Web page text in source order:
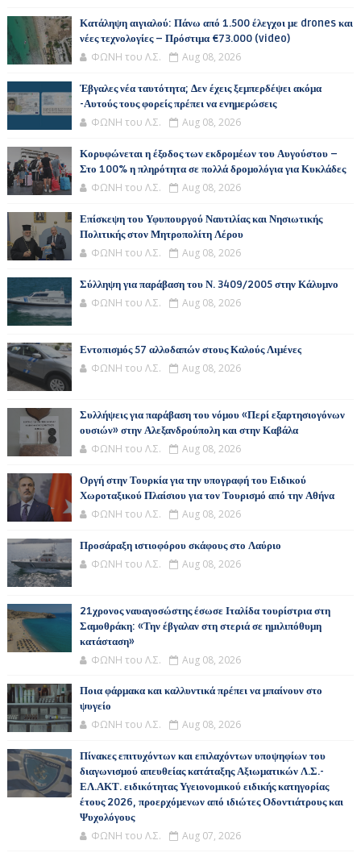
Κατάληψη αιγιαλού: Πάνω από 1.500 έλεγχοι με drones και
νέες τεχνολογίες – Πρόστιμα €73.000 (video)
ΦΩΝΗ του Λ.Σ. Aug 08, 2026
Έβγαλες νέα ταυτότητα; Δεν έχεις ξεμπερδέψει ακόμα
-Αυτούς τους φορείς πρέπει να ενημερώσεις
ΦΩΝΗ του Λ.Σ. Aug 08, 2026
Κορυφώνεται η έξοδος των εκδρομέων του Αυγούστου –
Στο 100% η πληρότητα σε πολλά δρομολόγια για Κυκλάδες
ΦΩΝΗ του Λ.Σ. Aug 08, 2026
Επίσκεψη του Υφυπουργού Ναυτιλίας και Νησιωτικής
Πολιτικής στον Μητροπολίτη Λέρου
ΦΩΝΗ του Λ.Σ. Aug 08, 2026
Σύλληψη για παράβαση του Ν. 3409/2005 στην Κάλυμνο
ΦΩΝΗ του Λ.Σ. Aug 08, 2026
Εντοπισμός 57 αλλοδαπών στους Καλούς Λιμένες
ΦΩΝΗ του Λ.Σ. Aug 08, 2026
Συλλήψεις για παράβαση του νόμου «Περί εξαρτησιογόνων
ουσιών» στην Αλεξανδρούπολη και στην Καβάλα
ΦΩΝΗ του Λ.Σ. Aug 08, 2026
Οργή στην Τουρκία για την υπογραφή του Ειδικού
Χωροταξικού Πλαίσιου για τον Τουρισμό από την Αθήνα
ΦΩΝΗ του Λ.Σ. Aug 08, 2026
Προσάραξη ιστιοφόρου σκάφους στο Λαύριο
ΦΩΝΗ του Λ.Σ. Aug 08, 2026
21χρονος ναυαγοσώστης έσωσε Ιταλίδα τουρίστρια στη
Σαμοθράκη: «Την έβγαλαν στη στεριά σε ημιλιπόθυμη
κατάσταση»
ΦΩΝΗ του Λ.Σ. Aug 08, 2026
Ποια φάρμακα και καλλυντικά πρέπει να μπαίνουν στο
ψυγείο
ΦΩΝΗ του Λ.Σ. Aug 08, 2026
Πίνακες επιτυχόντων και επιλαχόντων υποψηφίων του
διαγωνισμού απευθείας κατάταξης Αξιωματικών Λ.Σ.-
ΕΛ.ΑΚΤ. ειδικότητας Υγειονομικού ειδικής κατηγορίας
έτους 2026, προερχόμενων από ιδιώτες Οδοντιάτρους και
Ψυχολόγους
ΦΩΝΗ του Λ.Σ. Aug 07, 2026